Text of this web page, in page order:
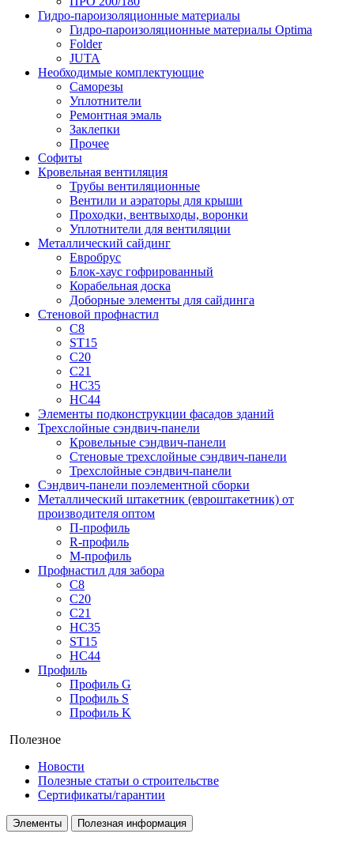
Гидро-пароизоляционные материалы
Гидро-пароизоляционные материалы Optima
Folder
JUTA
Необходимые комплектующие
Саморезы
Уплотнители
Ремонтная эмаль
Заклепки
Прочее
Софиты
Кровельная вентиляция
Трубы вентиляционные
Вентили и аэраторы для крыши
Проходки, вентвыходы, воронки
Уплотнители для вентиляции
Металлический сайдинг
Евробрус
Блок-хаус гофрированный
Корабельная доска
Доборные элементы для сайдинга
Стеновой профнастил
С8
ST15
С20
С21
НС35
НС44
Элементы подконструкции фасадов зданий
Трехслойные сэндвич-панели
Кровельные сэндвич-панели
Стеновые трехслойные сэндвич-панели
Трехслойные сэндвич-панели
Сэндвич-панели поэлементной сборки
Металлический штакетник (евроштакетник) от
производителя оптом
П-профиль
R-профиль
М-профиль
Профнастил для забора
С8
С20
С21
НС35
ST15
НС44
Профиль
Профиль G
Профиль S
Профиль K
Полезное
Новости
Полезные статьи о строительстве
Сертификаты/гарантии
Элементы Полезная информация